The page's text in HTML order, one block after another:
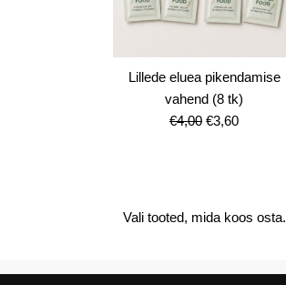
Lillede eluea pikendamise
vahend (8 tk)
€4,00 Algne
€3,60Current
Vali tooted, mida koos osta.